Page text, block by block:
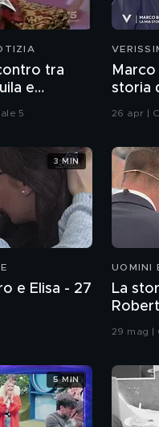
tra
e
5
storia
Chiatti"
26 apr |
e Elisa - 27
3 MIN
UOMINI
La
29 mag |
5 MIN